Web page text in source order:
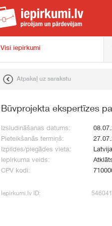
Visi iepirkumi
Atpakaļ uz sarakstu
Būvprojekta ekspertīzes
Izsludināšanas datums:
Pieteikšanās termiņš:
Izpildes/piegādes vieta:
Iepirkuma veids:
CPV kodi:
Iepirkumi.lv ID: